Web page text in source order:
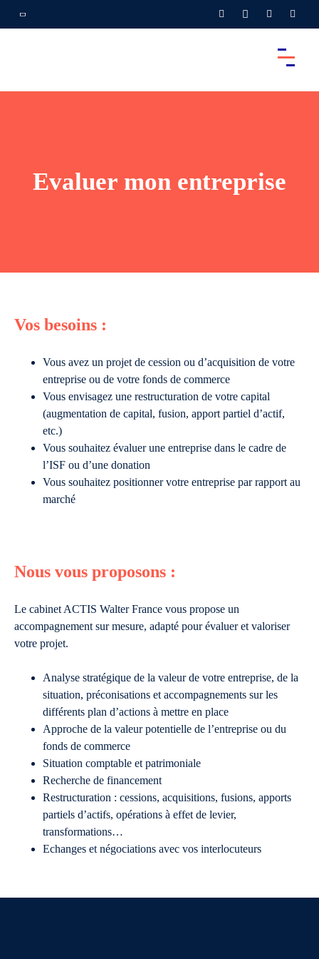
Evaluer mon entreprise
Vos besoins :
Vous avez un projet de cession ou d’acquisition de votre
entreprise ou de votre fonds de commerce
Vous envisagez une restructuration de votre capital
(augmentation de capital, fusion, apport partiel d’actif,
etc.)
Vous souhaitez évaluer une entreprise dans le cadre de
l’ISF ou d’une donation
Vous souhaitez positionner votre entreprise par rapport au
marché
Nous vous proposons :
Le cabinet ACTIS Walter France vous propose un
accompagnement sur mesure, adapté pour évaluer et valoriser
votre projet.
Analyse stratégique de la valeur de votre entreprise, de la
situation, préconisations et accompagnements sur les
différents plan d’actions à mettre en place
Approche de la valeur potentielle de l’entreprise ou du
fonds de commerce
Situation comptable et patrimoniale
Recherche de financement
Restructuration : cessions, acquisitions, fusions, apports
partiels d’actifs, opérations à effet de levier,
transformations…
Echanges et négociations avec vos interlocuteurs